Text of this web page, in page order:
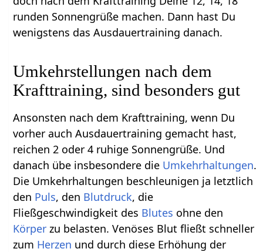
runden Sonnengrüße machen. Dann hast Du
wenigstens das Ausdauertraining danach.
Umkehrstellungen nach dem
Krafttraining, sind besonders gut
Ansonsten nach dem Krafttraining, wenn Du
vorher auch Ausdauertraining gemacht hast,
reichen 2 oder 4 ruhige Sonnengrüße. Und
danach übe insbesondere die Umkehrhaltungen.
Die Umkehrhaltungen beschleunigen ja letztlich
den Puls, den Blutdruck, die
Fließgeschwindigkeit des Blutes ohne den
Körper zu belasten. Venöses Blut fließt schneller
zum Herzen und durch diese Erhöhung der